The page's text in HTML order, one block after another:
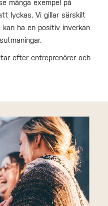
många exempel på
lyckas. Vi gillar särskilt
ha en positiv inverkan
efter entreprenörer och